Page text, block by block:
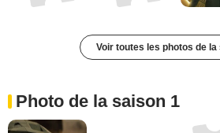
Voir toutes les photos de la
Photo de la saison 1